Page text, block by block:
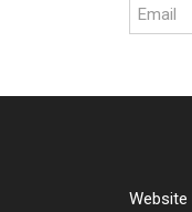
Email
Website